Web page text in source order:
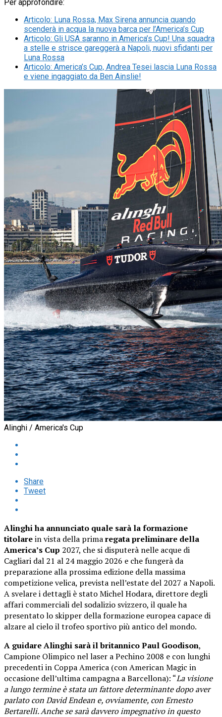
Per approfondire:
Articolo: Luna Rossa, Max Sirena annuncia quando
scenderà in acqua la nuova barca per l’America’s Cup
Articolo: Gli USA saranno in America’s Cup! Una squadra
a stelle e strisce gareggerà a Napoli, nuovi sfidanti per
Luna Rossa
Articolo: America’s Cup, Andrea Tesei lascia Luna Rossa
e viene ingaggiato da Ben Ainslie!
Alinghi / America's Cup
Share
Tweet
Alinghi ha annunciato quale sarà la formazione
titolarein vista della primaregata preliminare della
America’s Cup 2027, che si disputerà nelle acque di
Cagliari dal 21 al 24 maggio 2026 e che fungerà da
preparazione alla prossima edizione della massima
competizione velica, prevista nell’estate del 2027 a Napoli.
A svelare i dettagli è stato Michel Hodara, direttore degli
affari commerciali del sodalizio svizzero, il quale ha
presentato lo skipper della formazione europea capace di
alzare al cielo il trofeo sportivo più antico del mondo.
A guidare Alinghi sarà il britannico Paul Goodison,
Campione Olimpico nel laser a Pechino 2008 e con lunghi
precedenti in Coppa America (con American Magic in
occasione dell’ultima campagna a Barcellona): “La visione
a lungo termine è stata un fattore determinante dopo aver
parlato con David Endean e, ovviamente, con Ernesto
Bertarelli. Anche se sarà davvero impegnativo in questo